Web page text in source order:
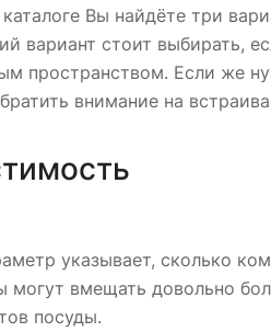
Вы найдёте три
вариант стоит выбирать,
пространством. Если же
внимание на
указывает, сколько
могут вмещать довольно
посуды.